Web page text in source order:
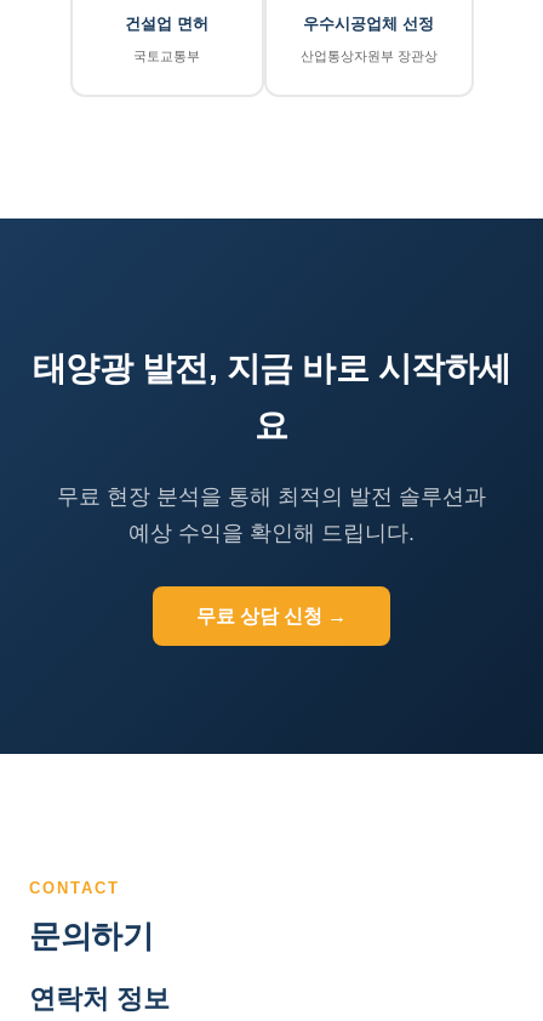
건설업 면허
국토교통부
우수시공업체 선정
산업통상자원부 장관상
태양광 발전, 지금 바로 시작하세
요
무료 현장 분석을 통해 최적의 발전 솔루션과
예상 수익을 확인해 드립니다.
무료 상담 신청 →
CONTACT
문의하기
연락처 정보